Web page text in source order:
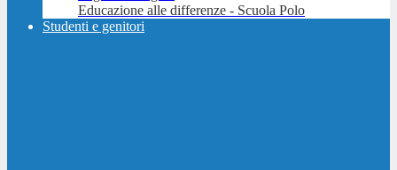
Educazione alle differenze - Scuola Polo
Studenti e genitori